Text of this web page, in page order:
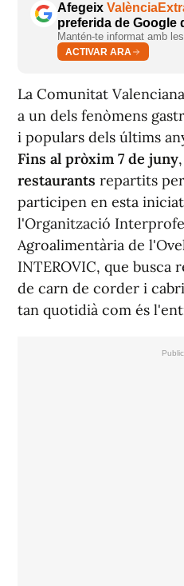
Afegeix
preferida de Google
Mantén-te informat amb
ACTIVAR ARA
La Comunitat
a un dels fenòmens
i populars dels últims
Fins al pròxim 7 de juny,
restaurants repartits
participen en esta
l'Organització
Agroalimentària de
INTEROVIC, que busca
de carn de corder i
tan quotidià com és